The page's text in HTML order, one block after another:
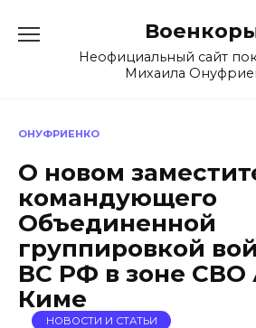
содержаниюНеофициальный сайт
Михаила
ОНУФРИЕНКО
О новом
командующего
Объединенной
группировкой
ВС РФ в зоне СВО
Киме
НОВОСТИ И СТАТЬИ